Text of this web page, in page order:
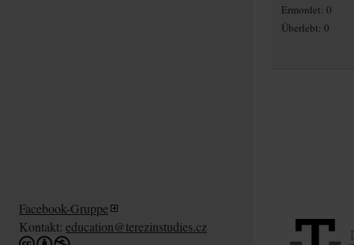
Ermordet: 0
Überlebt: 0
Facebook-Gruppe
Kontakt: education@terezinstudies.cz